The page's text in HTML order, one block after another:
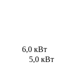
6,0 кВт
5,0 кВт